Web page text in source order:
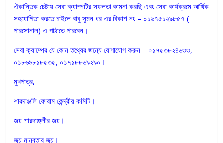
ঐকান্তিক চেষ্টায় সেবা ক্যাম্পটির সফলতা কামনা করছি এবং সেবা কার্যক্রমে আর্থিক
সহযোগিতা করতে চাইলে বাবু সুমন ধর এর বিকাশ নং – ০১৬৭৫১২৯৮৫৭ (
পারসোনাল) এ পাঠাতে পারবেন।
সেবা ক্যাম্পের যে কোন তথ্যের জন্যে যোগাযোগ করুন – ০১৭৫৩৮২৪৬৩৩,
০১৮৬৯৮১৮৫৩৫, ০১৭১৮৮৬৯২৯০।
মুখপাত্র,
শারদাঞ্জলি ফোরাম কেন্দ্রীয় কমিটি।
জয় শারদাঞ্জলীর জয়।
জয় মানবতার জয়।